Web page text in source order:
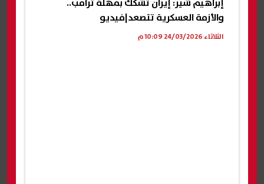
والأزمة العسكرية تتصعد|فيديو
الثلاثاء 24/03/2026 10:09 م